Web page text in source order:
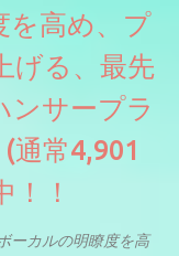
を高め、プ
げる、最先
ンサープラ
通常4,901
！！
ーカルの明瞭度を高